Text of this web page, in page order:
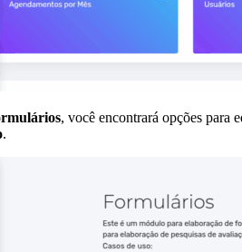
, você encontrará opções para
.